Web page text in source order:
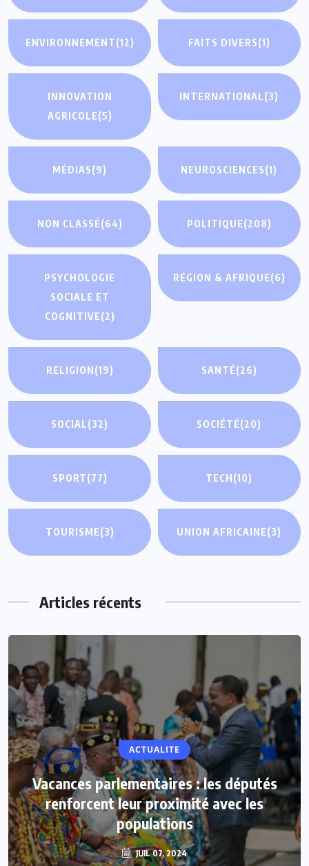
ENVIRONNEMENT(12) FAITS DIVERS(1)
INNOVATION
AGRICOLE(5)
INTERNATIONAL(3)
MÉDIAS(9) NEUROSCIENCES(1)
NON CLASSÉ(64) POLITIQUE(208)
PSYCHOLOGIE
SOCIALE ET
COGNITIVE(2)
RÉGION & AFRIQUE(6)
RELIGION(19) SANTÉ(26)
SOCIAL(32) SOCIÉTÉ(20)
SPORT(77) TECH(10)
TOURISME(3) UNION AFRICAINE(3)
Articles récents
ACTUALITE
Vacances parlementaires : les députés
renforcent leur proximité avec les
populations
JUIL 07, 2024